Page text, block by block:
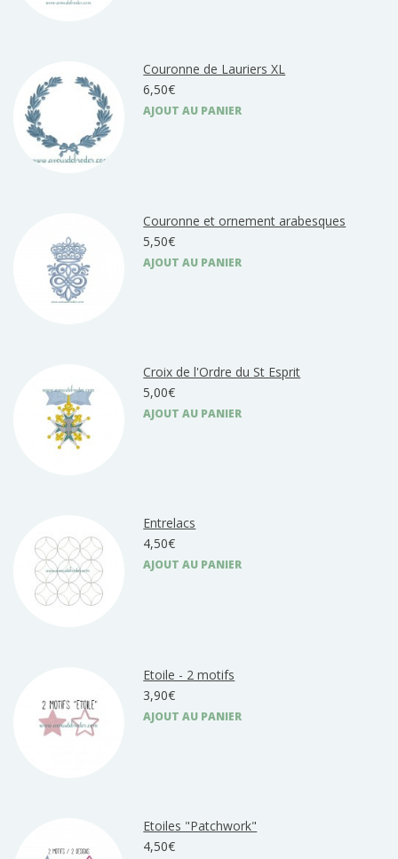
Couronne de Lauriers XL
6,50€
AJOUT AU PANIER
Couronne et ornement arabesques
5,50€
AJOUT AU PANIER
Croix de l'Ordre du St Esprit
5,00€
AJOUT AU PANIER
Entrelacs
4,50€
AJOUT AU PANIER
Etoile - 2 motifs
3,90€
AJOUT AU PANIER
Etoiles "Patchwork"
4,50€